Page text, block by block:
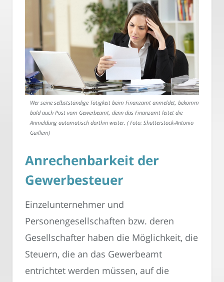
Wer seine selbstständige Tätigkeit beim Finanzamt anmeldet, bekommt
bald auch Post vom Gewerbeamt, denn das Finanzamt leitet die
Anmeldung automatisch dorthin weiter. ( Foto: Shutterstock-Antonio
Guillem)
Anrechenbarkeit der
Gewerbesteuer
Einzelunternehmer und
Personengesellschaften bzw. deren
Gesellschafter haben die Möglichkeit, die
Steuern, die an das Gewerbeamt
entrichtet werden müssen, auf die